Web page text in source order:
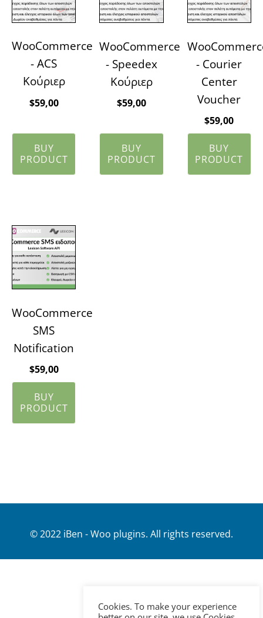
WooCommerce
- ACS
Κούριερ
$59,00
BUY
PRODUCT
WooCommerce
- Speedex
Κούριερ
$59,00
BUY
PRODUCT
- Courier
Center
Voucher
$59,00
BUY
PRODUCT
WooCommerce
SMS
Notification
$59,00
BUY
PRODUCT
© 2022 iBen - Woo plugins. All rights reserved.
Cookies. To make your experience